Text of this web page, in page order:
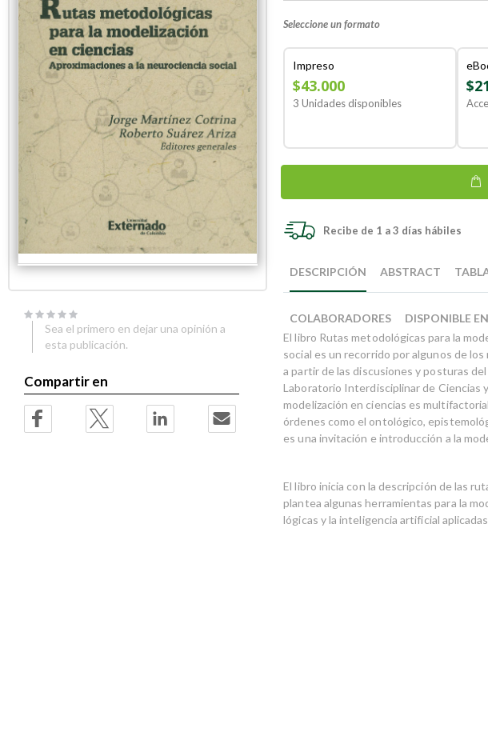
Seleccione un formato
Impreso
$43.000
3 Unidades disponibles
Recibe de 1 a 3 días hábiles
to
end
the
images
gallery
to
beginning
the
images
gallery
DESCRIPCIÓN
El libro Rutas metodológicas para la
social es un recorrido por algunos de
a partir de las discusiones y posturas
Laboratorio Interdisciplinar de Ciencias
modelización en ciencias es
órdenes como el ontológico,
es una invitación e introducción a la
El libro inicia con la descripción de las
plantea algunas herramientas para la
lógicas y la inteligencia artificial
ABSTRACT
COLABORADORES DISPONIBLE EN
Sea el primero en dejar una opinión a
esta publicación.
Compartir en